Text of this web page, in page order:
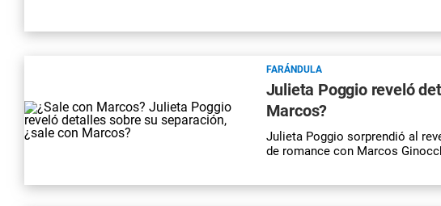
FARÁNDULA
Julieta Poggio reveló
Marcos?
Julieta Poggio sorprendió al
de romance con Marcos